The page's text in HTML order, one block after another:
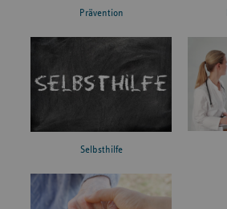
Prävention
Selbsthilfe